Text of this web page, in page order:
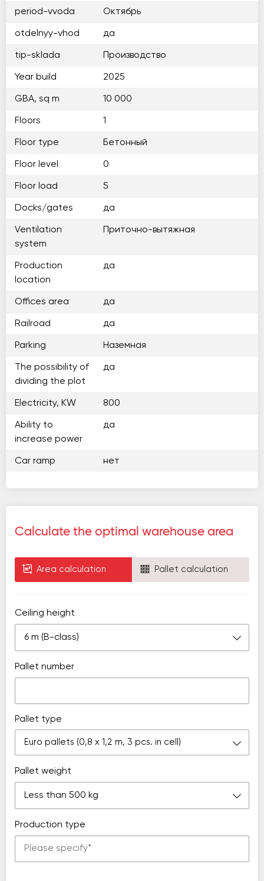
period-vvoda Октябрь
otdelnyy-vhod да
tip-sklada Производство
Year build 2025
GBA, sq m 10 000
Floors 1
Floor type Бетонный
Floor level 0
Floor load 5
Docks/gates да
Ventilation
system
Приточно-вытяжная
Production
location
да
Offices area да
Railroad да
Parking Наземная
The possibility of
dividing the plot
да
Electricity, KW 800
Ability to
increase power
да
Car ramp нет
Calculate the optimal warehouse area
Area calculation Pallet calculation
Ceiling height
6 m (B-class)
Pallet number
Pallet type
Euro pallets (0,8 х 1,2 m, 3 pcs. in cell)
Pallet weight
Less than 500 kg
Production type